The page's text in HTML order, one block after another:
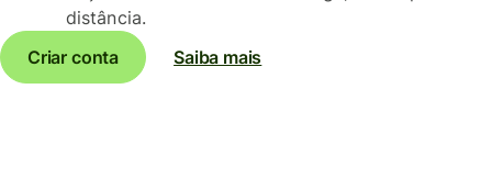
distância.
Criar conta
Saiba mais